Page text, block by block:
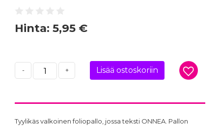
Hinta: 5,95 €
- + Lisää ostoskoriin
Tyylikäs valkoinen foliopallo, jossa teksti ONNEA. Pallon